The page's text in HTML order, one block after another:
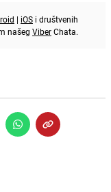
| iOS i društvenih
našeg ViberChata.